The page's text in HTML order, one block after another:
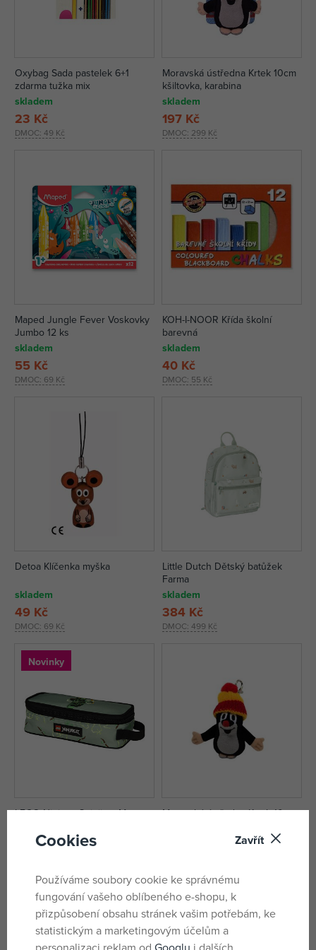
Oxybag Sada pastelek 6+1
zdarma tužka mix
skladem
DMOC: 49 Kč
23 Kč
Moravská ústředna Krtek 10cm
kšiltovka, karabina
skladem
DMOC: 299 Kč
197 Kč
Maped Jungle Fever Voskovky
Jumbo 12 ks
skladem
DMOC: 69 Kč
55 Kč
KOH-I-NOOR Křída školní
barevná
skladem
DMOC: 55 Kč
40 Kč
Detoa Klíčenka myška
skladem
DMOC: 69 Kč
49 Kč
Little Dutch Dětský batůžek
Farma
skladem
DMOC: 499 Kč
384 Kč
Novinky
LEGO Ninjago Spinjitzu Master -
skladem
Moravská ústředna Krtek 10 cm
Cookies Zavřít
Používáme soubory cookie ke správnému
fungování vašeho oblíbeného e-shopu, k
přizpůsobení obsahu stránek vašim potřebám, ke
statistickým a marketingovým účelům a
personalizaci reklam od Googlu i dalších